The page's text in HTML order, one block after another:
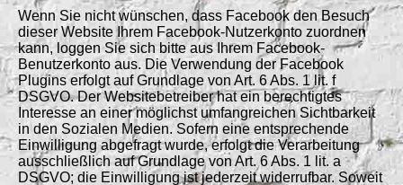
Wenn Sie nicht wünschen, dass Facebook den Besuch
dieser Website Ihrem Facebook-Nutzerkonto zuordnen
kann, loggen Sie sich bitte aus Ihrem Facebook-
Benutzerkonto aus. Die Verwendung der Facebook
Plugins erfolgt auf Grundlage von Art. 6 Abs. 1 lit. f
DSGVO. Der Websitebetreiber hat ein berechtigtes
Interesse an einer möglichst umfangreichen Sichtbarkeit
in den Sozialen Medien. Sofern eine entsprechende
Einwilligung abgefragt wurde, erfolgt die Verarbeitung
ausschließlich auf Grundlage von Art. 6 Abs. 1 lit. a
DSGVO; die Einwilligung ist jederzeit widerrufbar. Soweit